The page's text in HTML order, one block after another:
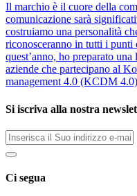
Il marchio è il cuore della
comunicazione sarà
costruiamo una personalità
riconosceranno in tutti i punti
quest’anno, ho preparato
aziende che partecipano al
management 4.0 (KCDM
Si iscriva alla nostra
Ci segua